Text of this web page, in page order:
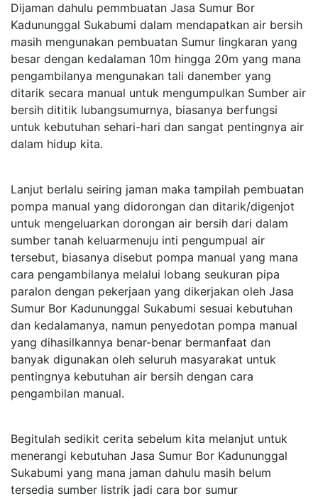
Dijaman dahulu pemmbuatan Jasa Sumur Bor
Kadununggal Sukabumi dalam mendapatkan air bersih
masih mengunakan pembuatan Sumur lingkaran yang
besar dengan kedalaman 10m hingga 20m yang mana
pengambilanya mengunakan tali danember yang
ditarik secara manual untuk mengumpulkan Sumber air
bersih dititik lubangsumurnya, biasanya berfungsi
untuk kebutuhan sehari-hari dan sangat pentingnya air
dalam hidup kita.
Lanjut berlalu seiring jaman maka tampilah pembuatan
pompa manual yang didorongan dan ditarik/digenjot
untuk mengeluarkan dorongan air bersih dari dalam
sumber tanah keluarmenuju inti pengumpual air
tersebut, biasanya disebut pompa manual yang mana
cara pengambilanya melalui lobang seukuran pipa
paralon dengan pekerjaan yang dikerjakan oleh Jasa
Sumur Bor Kadununggal Sukabumi sesuai kebutuhan
dan kedalamanya, namun penyedotan pompa manual
yang dihasilkannya benar-benar bermanfaat dan
banyak digunakan oleh seluruh masyarakat untuk
pentingnya kebutuhan air bersih dengan cara
pengambilan manual.
Begitulah sedikit cerita sebelum kita melanjut untuk
menerangi kebutuhan Jasa Sumur Bor Kadununggal
Sukabumi yang mana jaman dahulu masih belum
tersedia sumber listrik jadi cara bor sumur